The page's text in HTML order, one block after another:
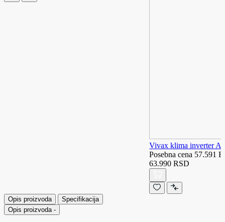
Vivax klima inverter
Posebna cena 57.591
63.990 RSD
Opis proizvoda
Specifikacija
Opis proizvoda -